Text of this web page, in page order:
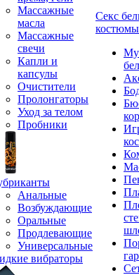
Массажные
масла
Массажные
свечи
Капли и
капсулы
Очистители
Пролонгаторы
Уход за телом
Пробники
Анальные
Возбуждающие
Оральные
Продлевающие
Универсальные
вибраторы
Секс
костюмы